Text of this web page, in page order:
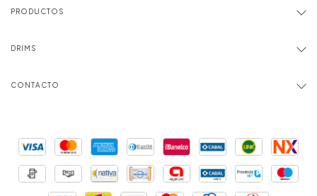
PRODUCTOS
DRIMS
CONTACTO